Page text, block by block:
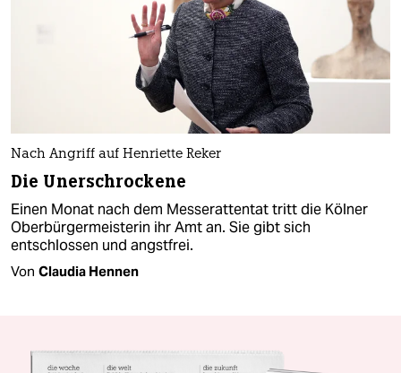
Nach Angriff auf Henriette Reker
Die Unerschrockene
Einen Monat nach dem Messerattentat tritt die Kölner
Oberbürgermeisterin ihr Amt an. Sie gibt sich
entschlossen und angstfrei.
Von Claudia Hennen